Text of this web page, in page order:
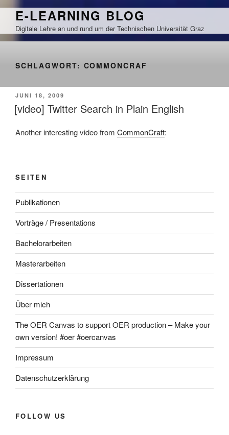
Zum
springen
E-LEARNING BLOG
Digitale Lehre an und rund um der Technischen Universität Graz
SCHLAGWORT: COMMONCRAF
VERÖFFENTLICHT
AM
JUNI 18, 2009
[video] Twitter Search in Plain English
Another interesting video from CommonCraft:
SEITEN
Publikationen
Vorträge / Presentations
Bachelorarbeiten
Masterarbeiten
Dissertationen
Über mich
The OER Canvas to support OER production – Make your
own version! #oer #oercanvas
Impressum
Datenschutzerklärung
FOLLOW US